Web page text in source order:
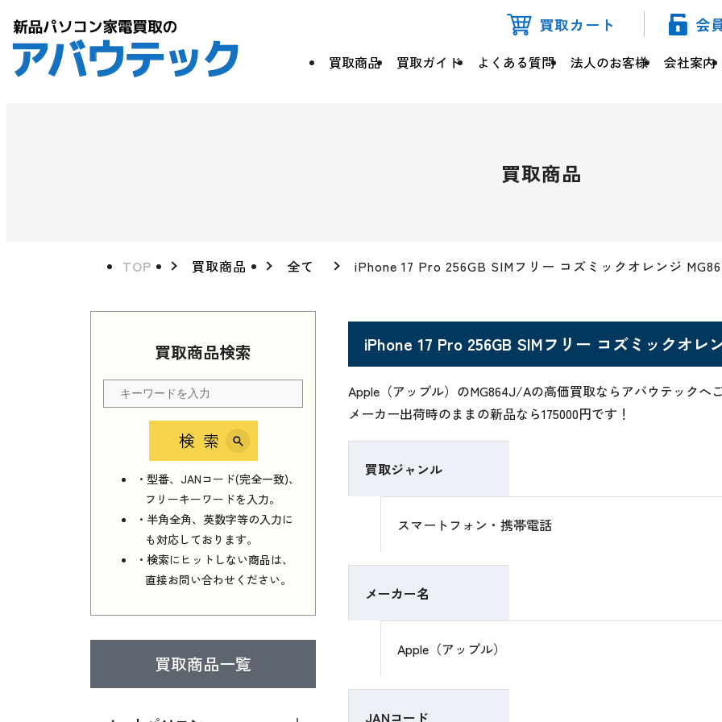
買取カート 会
買取商品 買取ガイド よくある質問 法人のお客様 会社案内
買取商品
TOP 買取商品 全て iPhone 17 Pro 256GB SIMフリー コズミックオレンジ
買取商品検索
検索
・型番、JANコード(完全一致)、
フリーキーワードを入力。
・半角全角、英数字等の入力に
も対応しております。
・検索にヒットしない商品は、
直接お問い合わせください。
買取商品一覧
iPhone 17 Pro 256GB SIMフリー コズミックオレ
Apple（アップル）のMG864J/Aの高価買取ならアバウテックへ
メーカー出荷時のままの新品なら175000円です！
買取ジャンル
スマートフォン・携帯電話
メーカー名
Apple（アップル）
JANコード